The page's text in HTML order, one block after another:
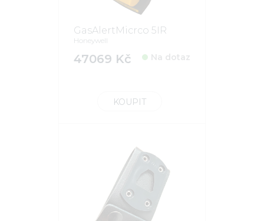
GasAlertMicrco 5IR
Honeywell
47069 Kč Na dotaz
KOUPIT